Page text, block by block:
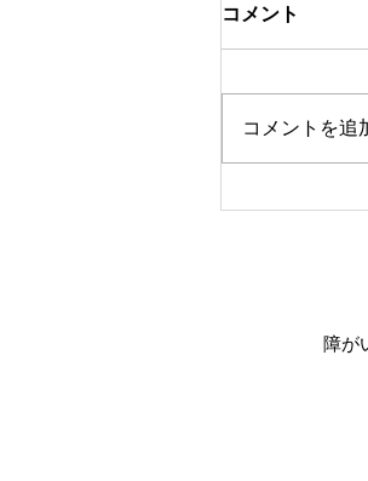
カムラック
コメント
コメントを
障が